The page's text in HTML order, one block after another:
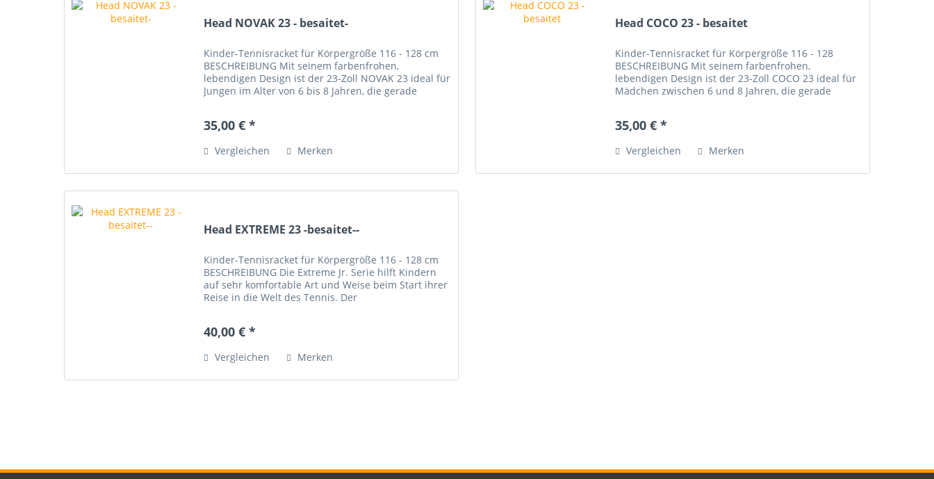
Head NOVAK 23 - besaitet-
Kinder-Tennisracket für Körpergröße 116 - 128 cm
BESCHREIBUNG Mit seinem farbenfrohen,
lebendigen Design ist der 23-Zoll NOVAK 23 ideal für
Jungen im Alter von 6 bis 8 Jahren, die gerade
35,00 € *
Vergleichen Merken
Head COCO 23 - besaitet
Kinder-Tennisracket für Körpergröße 116 - 128
BESCHREIBUNG Mit seinem farbenfrohen,
lebendigen Design ist der 23-Zoll COCO 23 ideal für
Mädchen zwischen 6 und 8 Jahren, die gerade
35,00 € *
Vergleichen Merken
Head EXTREME 23 -besaitet--
Kinder-Tennisracket für Körpergröße 116 - 128 cm
BESCHREIBUNG Die Extreme Jr. Serie hilft Kindern
auf sehr komfortable Art und Weise beim Start ihrer
Reise in die Welt des Tennis. Der
40,00 € *
Vergleichen Merken